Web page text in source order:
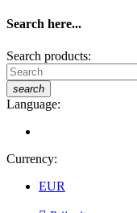
Search here...
Search products:
search
Language:
Currency:
EUR